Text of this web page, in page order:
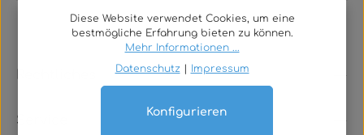
Service
Diese Website verwendet Cookies, um eine
bestmögliche Erfahrung bieten zu können.
Mehr Informationen ...
Datenschutz
Impressum
Konfigurieren